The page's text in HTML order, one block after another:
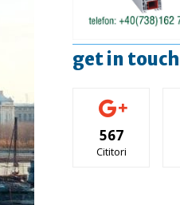
get in touch
567
Cititori